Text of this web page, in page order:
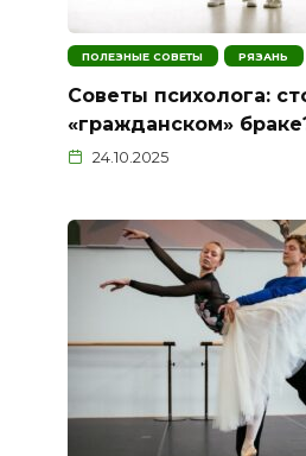
ПОЛЕЗНЫЕ СОВЕТЫ РЯЗАНЬ
Советы психолога:
«гражданском»
24.10.2025